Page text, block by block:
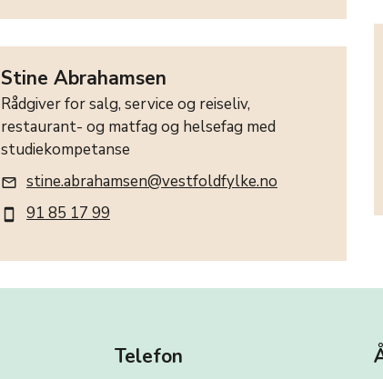
Stine Abrahamsen
Rådgiver for salg, service og reiseliv,
restaurant- og matfag og helsefag med
studiekompetanse
mail_outline stine.abrahamsen@vestfoldfylke.no
smartphone 91 85 17 99
Telefon